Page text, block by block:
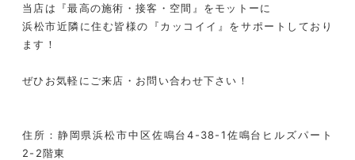
当店は『最高の施術・接客・空間』をモットーに
浜松市近隣に住む皆様の『カッコイイ』をサポートしており
ます！
ぜひお気軽にご来店・お問い合わせ下さい！
住所：静岡県浜松市中区佐鳴台4-38-1佐鳴台ヒルズパート
2-2階東